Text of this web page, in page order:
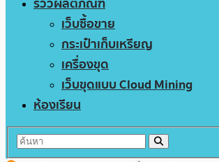
เว็บซื้อขาย
กระเป๋าเก็บเหรียญ
เครื่องขุด
เว็บขุดแบบ Cloud Mining
ห้องเรียน